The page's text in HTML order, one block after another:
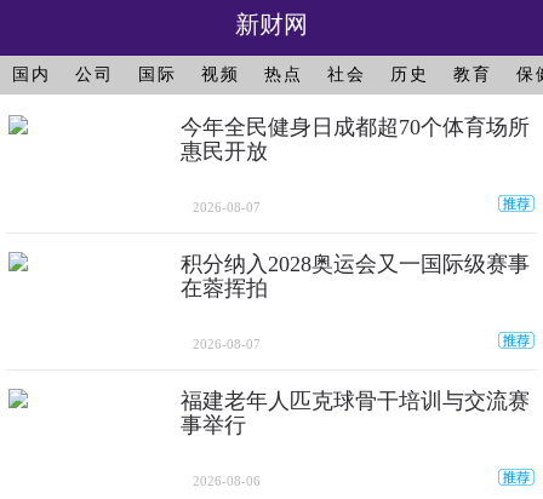
新财网
国内 公司 国际 视频 热点 社会 历史 教育 保
今年全民健身日成都超70个体育场所
惠民开放
2026-08-07
积分纳入2028奥运会又一国际级赛事
在蓉挥拍
2026-08-07
福建老年人匹克球骨干培训与交流赛
事举行
2026-08-06